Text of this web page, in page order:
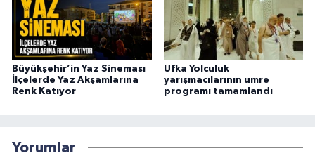
Büyükşehir’in Yaz Sineması
İlçelerde Yaz Akşamlarına
Renk Katıyor
Ufka Yolculuk
yarışmacılarının umre
programı tamamlandı
Yorumlar